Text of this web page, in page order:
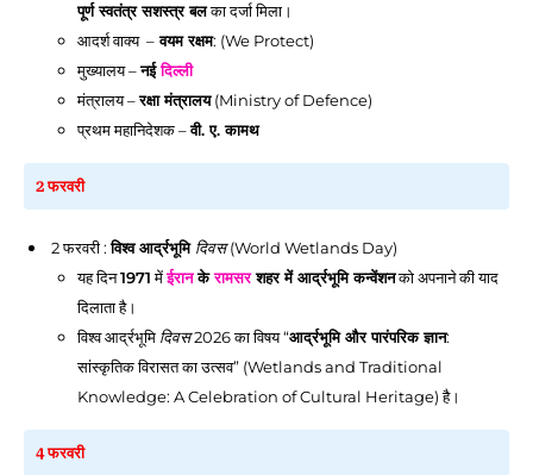
पूर्ण स्वतंत्र सशस्त्र बलका दर्जा मिला।
आदर्श वाक्य –वयम रक्षम: (We Protect)
मुख्यालय –नईदिल्ली
मंत्रालय –रक्षा मंत्रालय(Ministry of Defence)
प्रथम महानिदेशक –वी. ए. कामथ
2 फरवरी
2 फरवरी :विश्व आर्द्रभूमि दिवस(World Wetlands Day)
यह दिन1971मेंईरानकेरामसरशहर में आर्द्रभूमि कन्वेंशनको अपनाने की याद
दिलाता है।
विश्व आर्द्रभूमि दिवस2026 का विषय “आर्द्रभूमि और पारंपरिक ज्ञान:
सांस्कृतिक विरासत का उत्सव” (Wetlands and Traditional
Knowledge: A Celebration of Cultural Heritage) है।
4 फरवरी